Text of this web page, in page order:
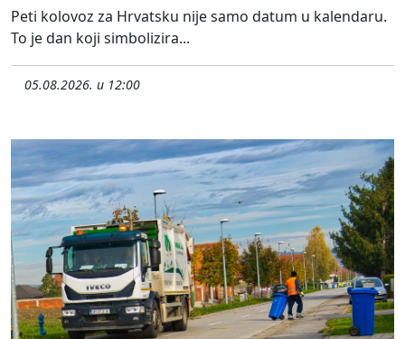
Peti kolovoz za Hrvatsku nije samo datum u kalendaru.
To je dan koji simbolizira...
05.08.2026. u 12:00